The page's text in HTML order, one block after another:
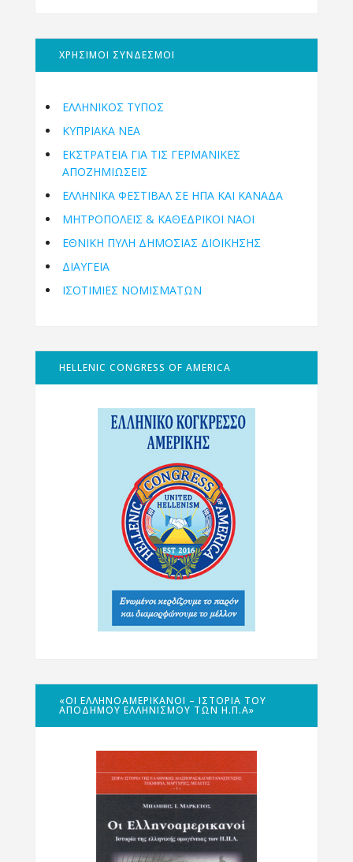
ΧΡΗΣΙΜΟΙ ΣΥΝΔΕΣΜΟΙ
ΕΛΛΗΝΙΚΟΣ ΤΥΠΟΣ
ΚΥΠΡΙΑΚΑ ΝΕΑ
ΕΚΣΤΡΑΤΕΙΑ ΓΙΑ ΤΙΣ ΓΕΡΜΑΝΙΚΕΣ
ΑΠΟΖΗΜΙΩΣΕΙΣ
ΕΛΛΗΝΙΚΆ ΦΕΣΤΙΒΆΛ ΣΕ ΗΠΑ ΚΑΙ ΚΑΝΑΔΑ
ΜΗΤΡΟΠΌΛΕΙΣ & ΚΑΘΕΔΡΙΚΟΊ ΝΑΟΊ
ΕΘΝΙΚΉ ΠΎΛΗ ΔΗΜΌΣΙΑΣ ΔΙΟΊΚΗΣΗΣ
ΔΙΑΥΓΕΙΑ
ΙΣΟΤΙΜΙΕΣ ΝΟΜΙΣΜΑΤΩΝ
HELLENIC CONGRESS OF AMERICA
«ΟΙ ΕΛΛΗΝΟΑΜΕΡΙΚΑΝΟΊ – ΙΣΤΟΡΊΑ ΤΟΥ
ΑΠΌΔΗΜΟΥ ΕΛΛΗΝΙΣΜΟΎ ΤΩΝ Η.Π.Α»